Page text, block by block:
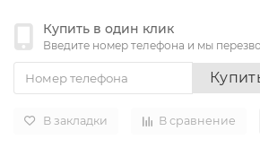
Купить в один клик
Введите номер телефона и мы
В закладки В сравнение